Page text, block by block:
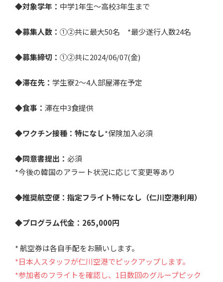
◆対象学年： 中学1年生〜高校3年生まで
◆募集人数：①②共に最大50名 *最少遂行人数24名
◆募集締切：①②共に2024/06/07(金)
◆滞在先：学生寮2〜4人部屋滞在予定
◆食事：滞在中3食提供
◆ワクチン接種：特になし*保険加入必須
◆同意書提出： 必須
*今後の韓国のアラート状況に応じて変更等あり
◆推奨航空便：指定フライト特になし（仁川空港利用）
◆プログラム代金：265,000円
* 航空券は各自手配をお願いします。
*日本人スタッフが仁川空港でピックアップします。
*参加者のフライトを確認し、1日数回のグループピック